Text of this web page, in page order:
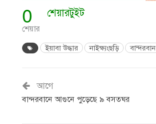
0
শেয়ার
শেয়ারটুইট
ইয়াবা উদ্ধার নাইক্ষ্যংছড়ি বান্দরবান
আগে
বান্দরবানে আগুনে পুড়েছে ৯ বসতঘর